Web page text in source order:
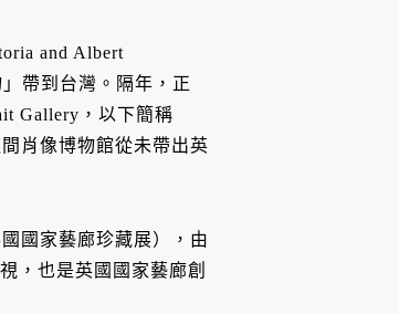
and Albert
帶到台灣。隔年，正
Gallery，以下簡稱
肖像博物館從未帶出英
國家藝廊珍藏展），由
，也是英國國家藝廊創